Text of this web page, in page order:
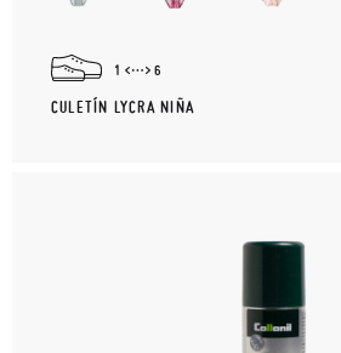
1 6
CULETÍN LYCRA NIÑA